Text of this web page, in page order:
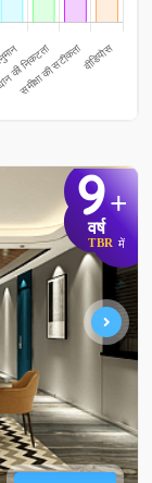
9+
वर्ष
TBR में